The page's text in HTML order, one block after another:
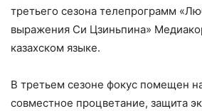
третьего сезона телепрограмм
выражения Си Цзиньпина»
казахском языке.
В третьем сезоне фокус помещен
совместное процветание, защита